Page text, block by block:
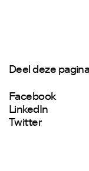
Deel deze pagina
Facebook
LinkedIn
Twitter